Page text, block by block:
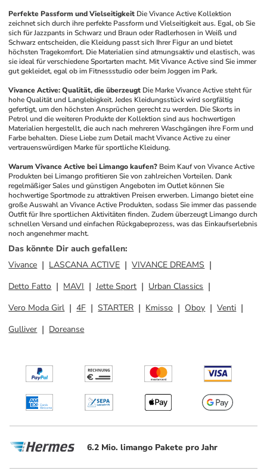
Perfekte Passform und Vielseitigkeit Die Vivance Active Kollektion
zeichnet sich durch ihre perfekte Passform und Vielseitigkeit aus. Egal, ob Sie
sich für Jazzpants in Schwarz und Braun oder Radlerhosen in Weiß und
Schwarz entscheiden, die Kleidung passt sich Ihrer Figur an und bietet
höchsten Tragekomfort. Die Materialien sind atmungsaktiv und elastisch, was
sie ideal für verschiedene Sportarten macht. Mit Vivance Active sind Sie immer
gut gekleidet, egal ob im Fitnessstudio oder beim Joggen im Park.
Vivance Active: Qualität, die überzeugt Die Marke Vivance Active steht für
hohe Qualität und Langlebigkeit. Jedes Kleidungsstück wird sorgfältig
gefertigt, um den höchsten Ansprüchen gerecht zu werden. Die Skorts in
Petrol und die weiteren Produkte der Kollektion sind aus hochwertigen
Materialien hergestellt, die auch nach mehreren Waschgängen ihre Form und
Farbe behalten. Diese Liebe zum Detail macht Vivance Active zu einer
vertrauenswürdigen Marke für sportliche Kleidung.
Warum Vivance Active bei Limango kaufen? Beim Kauf von Vivance Active
Produkten bei Limango profitieren Sie von zahlreichen Vorteilen. Dank
regelmäßiger Sales und günstigen Angeboten im Outlet können Sie
hochwertige Sportmode zu attraktiven Preisen erwerben. Limango bietet eine
große Auswahl an Vivance Active Produkten, sodass Sie immer das passende
Outfit für Ihre sportlichen Aktivitäten finden. Zudem überzeugt Limango durch
schnellen Versand und einfachen Rückgabeprozess, was das Einkaufserlebnis
noch angenehmer macht.
Das könnte Dir auch gefallen:
Vivance
LASCANA ACTIVE
VIVANCE DREAMS
Detto Fatto
MAVI Jette Sport
Urban Classics
Vero Moda Girl
4F STARTER Kmisso Oboy
Venti
Gulliver
Doreanse
6.2 Mio. limango Pakete pro Jahr